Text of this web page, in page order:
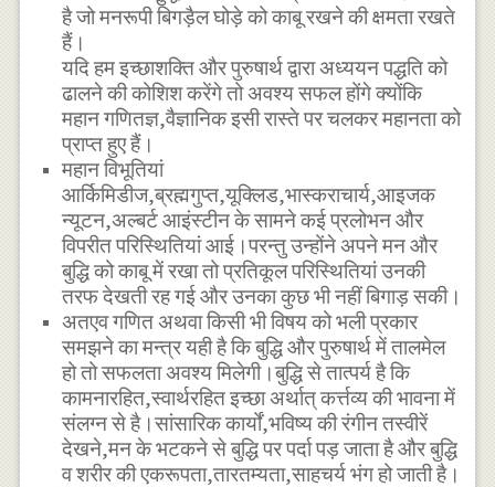
है जो मनरूपी बिगड़ैल घोड़े को काबू रखने की क्षमता रखते
हैं।
यदि हम इच्छाशक्ति और पुरुषार्थ द्वारा अध्ययन पद्धति को
ढालने की कोशिश करेंगे तो अवश्य सफल होंगे क्योंकि
महान गणितज्ञ,वैज्ञानिक इसी रास्ते पर चलकर महानता को
प्राप्त हुए हैं।
महान विभूतियां
आर्किमिडीज,ब्रह्मगुप्त,यूक्लिड,भास्कराचार्य,आइजक
न्यूटन,अल्बर्ट आइंस्टीन के सामने कई प्रलोभन और
विपरीत परिस्थितियां आई।परन्तु उन्होंने अपने मन और
बुद्धि को काबू में रखा तो प्रतिकूल परिस्थितियां उनकी
तरफ देखती रह गई और उनका कुछ भी नहीं बिगाड़ सकी।
अतएव गणित अथवा किसी भी विषय को भली प्रकार
समझने का मन्त्र यही है कि बुद्धि और पुरुषार्थ में तालमेल
हो तो सफलता अवश्य मिलेगी।बुद्धि से तात्पर्य है कि
कामनारहित,स्वार्थरहित इच्छा अर्थात् कर्त्तव्य की भावना में
संलग्न से है।सांसारिक कार्यों,भविष्य की रंगीन तस्वीरें
देखने,मन के भटकने से बुद्धि पर पर्दा पड़ जाता है और बुद्धि
व शरीर की एकरूपता,तारतम्यता,साहचर्य भंग हो जाती है।